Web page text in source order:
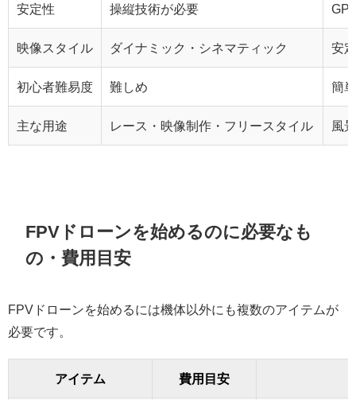
安定性 操縦技術が必要
映像スタイル ダイナミック・シネマティック 安
初心者難易度 難しめ 簡単
主な用途 レース・映像制作・フリースタイル 風
FPVドローンを始めるのに必要なも
の・費用目安
FPVドローンを始めるには機体以外にも複数のアイテムが
必要です。
アイテム 費用目安